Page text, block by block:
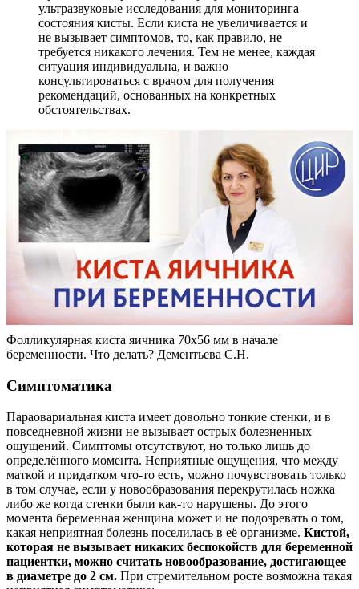
ультразвуковые исследования для мониторинга
состояния кисты. Если киста не увеличивается и
не вызывает симптомов, то, как правило, не
требуется никакого лечения. Тем не менее, каждая
ситуация индивидуальна, и важно
консультироваться с врачом для получения
рекомендаций, основанных на конкретных
обстоятельствах.
Фолликулярная киста яичника 70х56 мм в начале
беременности. Что делать? Дементьева С.Н.
Симптоматика
Параовариальная киста имеет довольно тонкие стенки, и в
повседневной жизни не вызывает острых болезненных
ощущений. Симптомы отсутствуют, но только лишь до
определённого момента. Неприятные ощущения, что между
маткой и придатком что-то есть, можно почувствовать только
в том случае, если у новообразования перекрутилась ножка
либо же когда стенки были как-то нарушены. До этого
момента беременная женщина может и не подозревать о том,
какая неприятная болезнь поселилась в её организме. Кистой,
которая не вызывает никаких беспокойств для беременной
пациентки, можно считать новообразование, достигающее
в диаметре до 2 см. При стремительном росте возможна такая